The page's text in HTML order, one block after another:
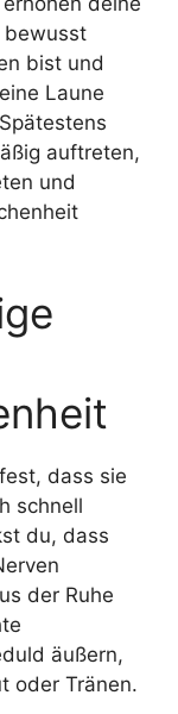
bewusst
bist und
Laune
auftreten,
und
dass sie
schnell
du, dass
der Ruhe
äußern,
oder Tränen.